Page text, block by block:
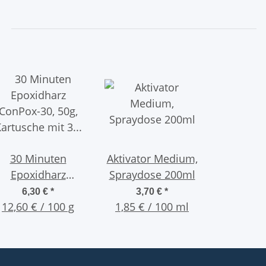
30 Minuten
Epoxidharz
30, 50g,
mit 3
6,30 € *
12,60 € / 100 g
Aktivator Medium,
Spraydose 200ml
3,70 € *
1,85 € / 100 ml